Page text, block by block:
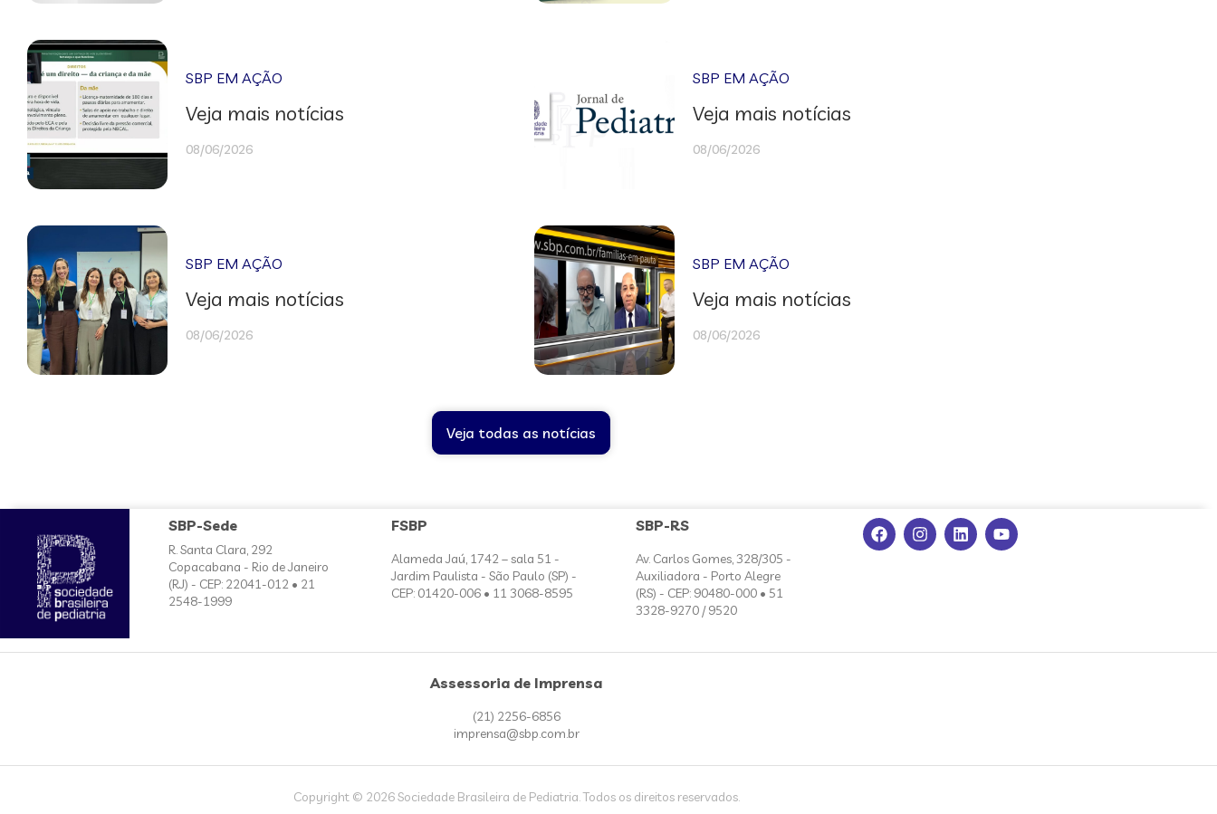
SBP EM AÇÃO
Veja mais notícias
08/06/2026
SBP EM AÇÃO
Veja mais notícias
08/06/2026
SBP EM AÇÃO
Veja mais notícias
08/06/2026
SBP EM AÇÃO
Veja mais notícias
08/06/2026
Veja todas as notícias
SBP-Sede
R. Santa Clara, 292
Copacabana - Rio de Janeiro
(RJ) - CEP: 22041-012 • 21
2548-1999
FSBP
Alameda Jaú, 1742 – sala 51 -
Jardim Paulista - São Paulo (SP) -
CEP: 01420-006 • 11 3068-8595
SBP-RS
Av. Carlos Gomes, 328/305 -
Auxiliadora - Porto Alegre
(RS) - CEP: 90480-000 • 51
3328-9270 / 9520
Assessoria de Imprensa
(21) 2256-6856
imprensa@sbp.com.br
Copyright © 2026 Sociedade Brasileira de Pediatria. Todos os direitos reservados.